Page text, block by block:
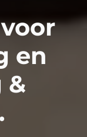
en
&